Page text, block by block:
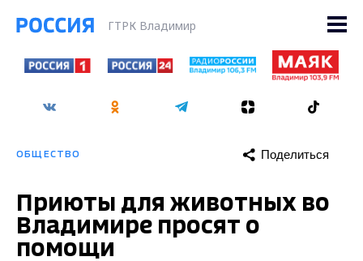
ГТРК Владимир
ОБЩЕСТВО Поделиться
Приюты для животных во
Владимире просят о
помощи